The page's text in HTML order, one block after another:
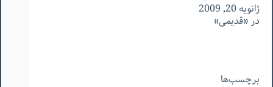
ژانویه 20, 2009
در «قدیمی»
برچسب‌ها